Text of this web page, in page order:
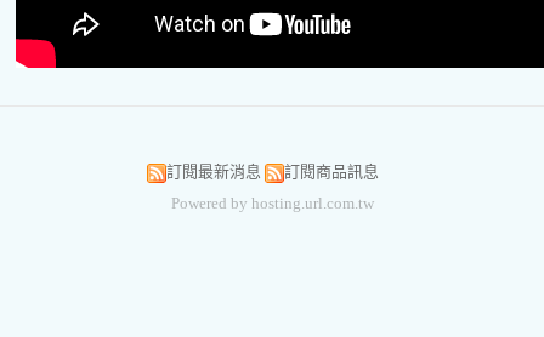
訂閱最新消息
訂閱商品訊息
Powered by hosting.url.com.tw